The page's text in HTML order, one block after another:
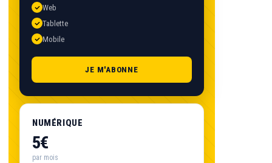
Web
Tablette
Mobile
JE M'ABONNE
NUMÉRIQUE
5€
par mois